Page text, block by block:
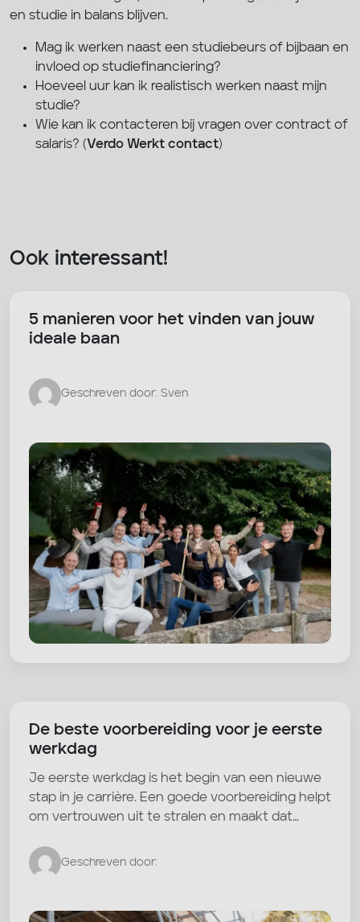
en studie in balans blijven.
Mag ik werken naast een studiebeurs of bijbaan en
invloed op studiefinanciering?
Hoeveel uur kan ik realistisch werken naast mijn
studie?
Wie kan ik contacteren bij vragen over contract of
salaris? (Verdo Werkt contact)
Ook interessant!
5 manieren voor het vinden van jouw
ideale baan
Geschreven door: Sven
De beste voorbereiding voor je eerste
werkdag
Je eerste werkdag is het begin van een nieuwe
stap in je carrière. Een goede voorbereiding helpt
om vertrouwen uit te stralen en maakt dat…
Geschreven door: